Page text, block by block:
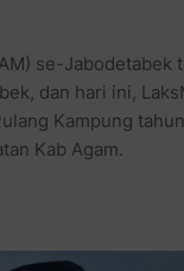
se-Jabodetabek
dan hari ini,
Kampung
Kab Agam.